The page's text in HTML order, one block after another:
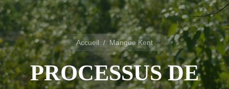
Accueil / Mangue Kent
PROCESSUS DE